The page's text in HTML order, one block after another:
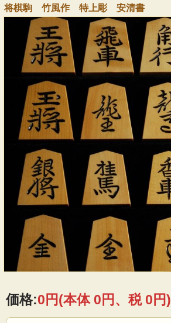
将棋駒 竹風作 特上彫 安清書
価格:0円(本体 0円、税 0円)